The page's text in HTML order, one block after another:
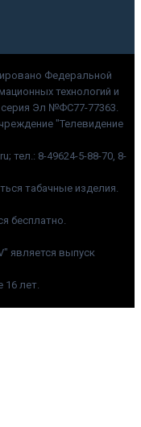
Федеральной
технологий и
серия Эл №ФС77-77363.
"Телевидение
тел.: 8-49624-5-88-70, 8-
табачные изделия.
бесплатно.
является выпуск
16 лет.